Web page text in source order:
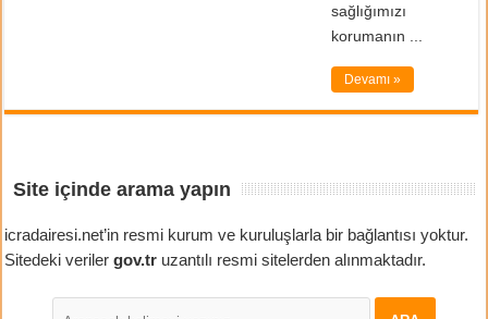
sağlığımızı
korumanın ...
Devamı »
Site içinde arama yapın
icradairesi.net’in resmi kurum ve kuruluşlarla bir bağlantısı yoktur.
Sitedeki verilergov.tr uzantılı resmi sitelerden alınmaktadır.